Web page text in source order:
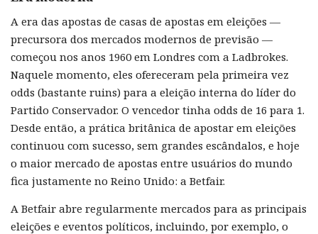
A era das apostas de casas de apostas em eleições —
precursora dos mercados modernos de previsão —
começou nos anos 1960 em Londres com a Ladbrokes.
Naquele momento, eles ofereceram pela primeira vez
odds (bastante ruins) para a eleição interna do líder do
Partido Conservador. O vencedor tinha odds de 16 para 1.
Desde então, a prática britânica de apostar em eleições
continuou com sucesso, sem grandes escândalos, e hoje
o maior mercado de apostas entre usuários do mundo
fica justamente no Reino Unido: a Betfair.
A Betfair abre regularmente mercados para as principais
eleições e eventos políticos, incluindo, por exemplo, o